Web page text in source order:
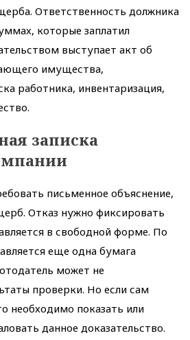
Ответственность должника
которые заплатил
выступает акт об
имущества,
работника, инвентаризация,
записка
письменное объяснение,
Отказ нужно фиксировать
в свободной форме. По
еще одна бумага
может не
проверки. Но если сам
необходимо показать или
данное доказательство.